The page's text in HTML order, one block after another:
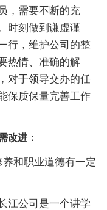
，需要不断的充
时刻做到谦虚谨
行，维护公司的整
热情、准确的解
对于领导交办的任
保质保量完善工作
改进：
和职业道德有一定
公司是一个讲学